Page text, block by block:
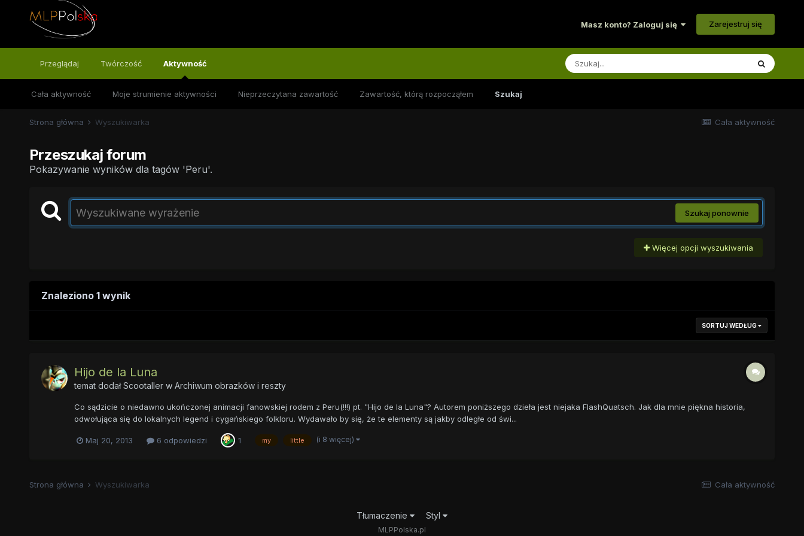
Masz konto? Zaloguj się Zarejestruj się
Przeglądaj Twórczość Aktywność
Cała aktywność Moje strumienie aktywności Nieprzeczytana zawartość Zawartość, którą rozpocząłem Szukaj
Cała aktywność
Strona główna Wyszukiwarka
Przeszukaj forum
Pokazywanie wyników dla tagów 'Peru'.
Szukaj ponownie
Więcej opcji wyszukiwania
Znaleziono 1 wynik
SORTUJ WEDŁUG
Hijo de la Luna
temat dodałScootallerw Archiwum obrazków i reszty
Co sądzicie o niedawno ukończonej animacji fanowskiej rodem z Peru(!!!) pt. "Hijo de la Luna"? Autorem poniższego dzieła jest niejaka FlashQuatsch. Jak dla mnie piękna historia,
odwołująca się do lokalnych legend i cygańskiego folkloru. Wydawało by się, że te elementy są jakby odległe od świ...
Maj 20, 2013 6 odpowiedzi 1 my little (i 8 więcej)
Cała aktywność
Strona główna Wyszukiwarka
Tłumaczenie Styl
MLPPolska.pl